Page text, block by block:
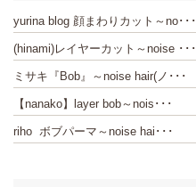
yurina blog 顔まわりカット～no･･･
(hinami)レイヤーカット～noise ･･･
ミサキ『Bob』～noise hair(ノ･･･
【nanako】layer bob～nois･･･
riho ボブパーマ～noise hai･･･